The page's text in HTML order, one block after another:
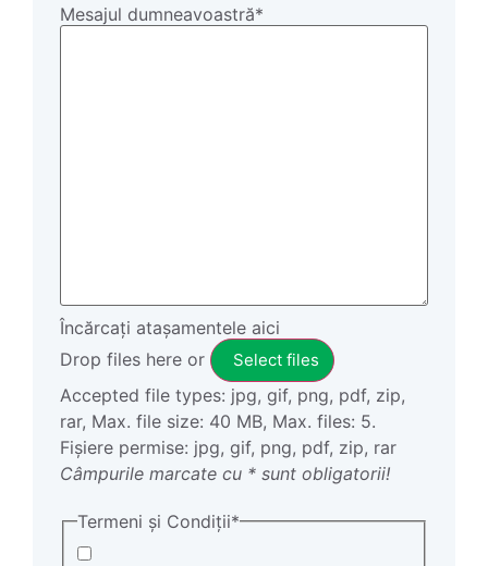
Mesajul dumneavoastră*
Încărcați atașamentele aici
Drop files here or
Select files
Accepted file types: jpg, gif, png, pdf, zip,
rar, Max. file size: 40 MB, Max. files: 5.
Fișiere permise: jpg, gif, png, pdf, zip, rar
Câmpurile marcate cu * sunt obligatorii!
Termeni și Condiții*